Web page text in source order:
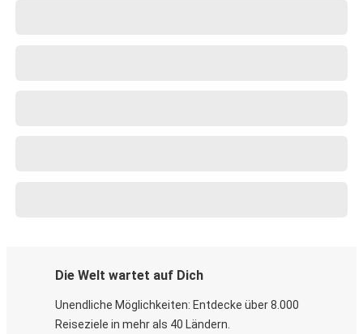
Die Welt wartet auf Dich
Unendliche Möglichkeiten: Entdecke über 8.000
Reiseziele in mehr als 40 Ländern.